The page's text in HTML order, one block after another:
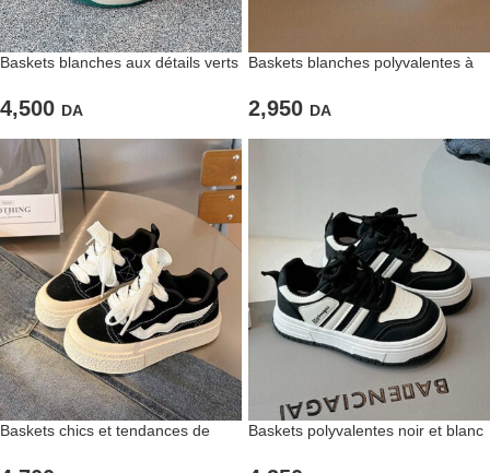
Baskets blanches aux détails verts
4,500 DA
Baskets blanches polyvalentes à
2,950 DA
Baskets chics et tendances de
Baskets polyvalentes noir et blanc